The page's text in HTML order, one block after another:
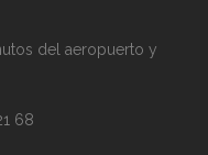
del aeropuerto y
68